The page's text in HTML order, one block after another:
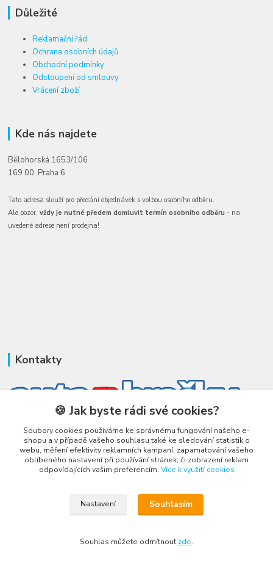
Důležité
Reklamační řád
Ochrana osobních údajů
Obchodní podmínky
Odstoupení od smlouvy
Vrácení zboží
Kde nás najdete
Bělohorská 1653/106
169 00 Praha 6
Tato adresa slouží pro předání objednávek s volbou osobního odběru.
Ale pozor,vždy je nutné předem domluvit termín osobního odběru - na
uvedené adrese není prodejna!
Kontakty
Honza Adámek
+420 775 231 066
(Po-Ne, 9-21 hod.)
🍪 Jak byste rádi své cookies?
Soubory cookies používáme ke správnému fungování našeho e-
shopu a v případě vašeho souhlasu také ke sledování statistik o
webu, měření efektivity reklamních kampaní, zapamatování vašeho
oblíbeného nastavení při používání stránek, či zobrazení reklam
odpovídajících vašim preferencím. Více k využití cookies
Nastavení Souhlasím
Souhlas můžete odmítnout zde.